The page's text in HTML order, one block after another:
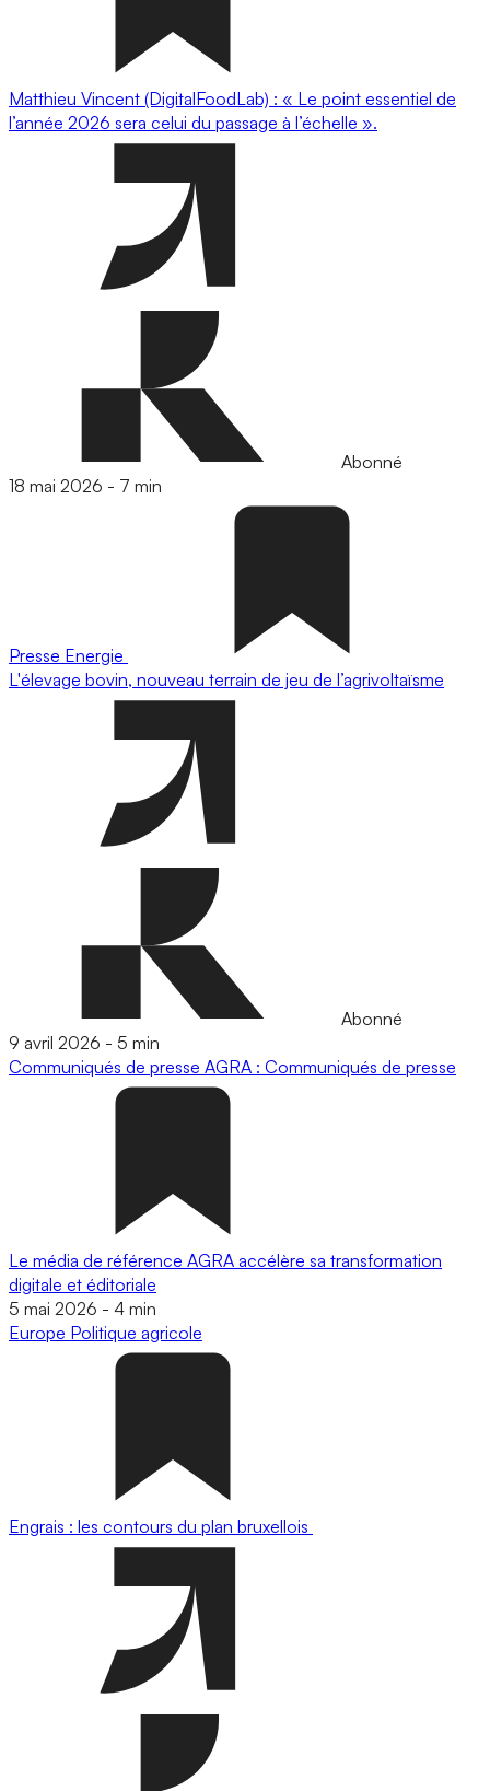
Matthieu Vincent (DigitalFoodLab) : « Le point essentiel de
l’année 2026 sera celui du passage à l’échelle ».
Abonné
18 mai 2026 - 7 min
Presse Energie
L'élevage bovin, nouveau terrain de jeu de l’agrivoltaïsme
Abonné
9 avril 2026 - 5 min
Communiqués de presse AGRA : Communiqués de presse
Le média de référence AGRA accélère sa transformation
digitale et éditoriale
5 mai 2026 - 4 min
Europe Politique agricole
Engrais : les contours du plan bruxellois